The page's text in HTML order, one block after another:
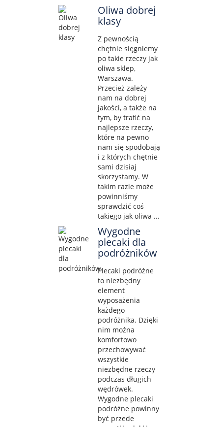
Oliwa dobrej
klasy
Z pewnością
chętnie sięgniemy
po takie rzeczy jak
oliwa sklep,
Warszawa.
Przecież zależy
nam na dobrej
jakości, a także na
tym, by trafić na
najlepsze rzeczy,
które na pewno
nam się spodobają
i z których chętnie
sami dzisiaj
skorzystamy. W
takim razie może
powinniśmy
sprawdzić coś
takiego jak oliwa ...
Wygodne
plecaki dla
podróżników
Plecaki podróżne
to niezbędny
element
wyposażenia
każdego
podróżnika. Dzięki
nim można
komfortowo
przechowywać
wszystkie
niezbędne rzeczy
podczas długich
wędrówek.
Wygodne plecaki
podróżne powinny
być przede